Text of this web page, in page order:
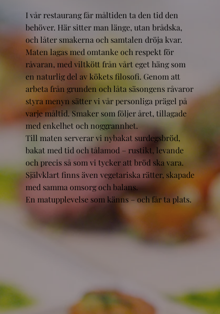
I vår restaurang får måltiden ta den tid den
behöver. Här sitter man länge, utan brådska,
och låter smakerna och samtalen dröja kvar.
Maten lagas med omtanke och respekt för
råvaran, med viltkött från vårt eget häng som
en naturlig del av kökets filosofi. Genom att
arbeta från grunden och låta säsongens råvaror
styra menyn sätter vi vår personliga prägel på
varje måltid. Smaker som följer året, tillagade
med enkelhet och noggrannhet.
Till maten serverar vi nybakat surdegsbröd,
bakat med tid och tålamod – rustikt, levande
och precis så som vi tycker att bröd ska vara.
Självklart finns även vegetariska rätter, skapade
med samma omsorg och balans.
En matupplevelse som känns – och får ta plats.